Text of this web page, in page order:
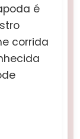
é
corrida